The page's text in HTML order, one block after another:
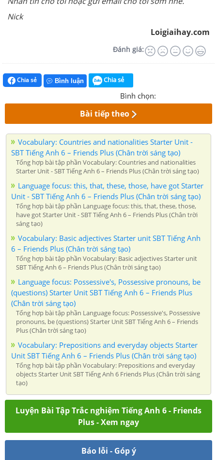
Nick
Loigiaihay.com
Đánh giá:
Chia sẻ Bình luận Chia sẻ
Bình chọn:
Bài tiếp theo
Vocabulary: Countries and nationalities Starter Unit -
SBT Tiếng Anh 6 – Friends Plus (Chân trời sáng tạo)
Tổng hợp bài tập phần Vocabulary: Countries and nationalities
Starter Unit - SBT Tiếng Anh 6 – Friends Plus (Chân trời sáng tạo)
Language focus: this, that, these, those, have got Starter
Unit - SBT Tiếng Anh 6 – Friends Plus (Chân trời sáng tạo)
Tổng hợp bài tập phần Language focus: this, that, these, those,
have got Starter Unit - SBT Tiếng Anh 6 – Friends Plus (Chân trời
sáng tạo)
Vocabulary: Basic adjectives Starter unit SBT Tiếng Anh
6 – Friends Plus (Chân trời sáng tạo)
Tổng hợp bài tập phần Vocabulary: Basic adjectives Starter unit
SBT Tiếng Anh 6 – Friends Plus (Chân trời sáng tạo)
Language focus: Possessive's, Possessive pronouns, be
(questions) Starter Unit SBT Tiếng Anh 6 – Friends Plus
(Chân trời sáng tạo)
Tổng hợp bài tập phần Language focus: Possessive's, Possessive
pronouns, be (questions) Starter Unit SBT Tiếng Anh 6 – Friends
Plus (Chân trời sáng tạo)
Vocabulary: Prepositions and everyday objects Starter
Unit SBT Tiếng Anh 6 – Friends Plus (Chân trời sáng tạo)
Tổng hợp bài tập phần Vocabulary: Prepositions and everyday
objects Starter Unit SBT Tiếng Anh 6 Friends Plus (Chân trời sáng
tạo)
Luyện Bài Tập Trắc nghiệm Tiếng Anh 6 - Friends
Plus - Xem ngay
Báo lỗi - Góp ý